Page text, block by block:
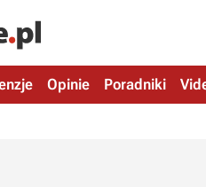
Opinie Poradniki